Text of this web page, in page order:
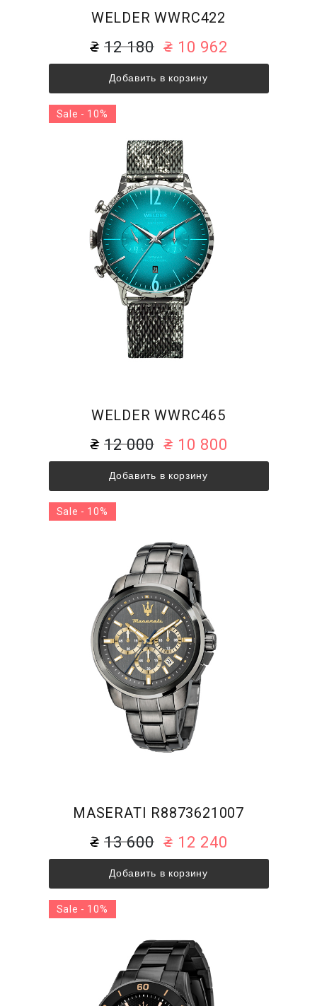
WELDER WWRC422
12 180 10 962
Добавить в корзину
WELDER WWRC465
12 000 10 800
Добавить в корзину
Sale - 10%
MASERATI R8873621007
13 600 12 240
Добавить в корзину
Sale - 10%
Sale - 10%